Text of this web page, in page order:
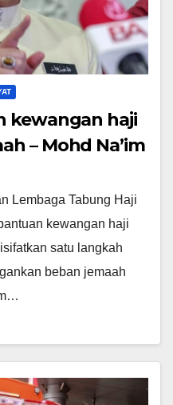
kewangan haji
– Mohd Na’im
Lembaga Tabung Haji
kewangan haji
satu langkah
beban jemaah